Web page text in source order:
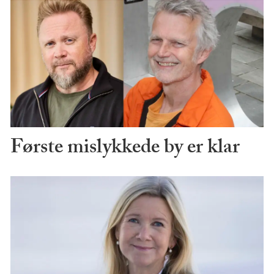
Første mislykkede by er klar